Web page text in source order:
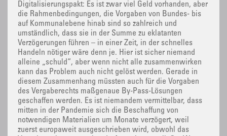
Digitalisierungspakt: Es ist zwar viel Geld vorhanden, aber
die Rahmenbedingungen, die Vorgaben von Bundes- bis
auf Kommunalebene hinab sind so zahlreich und
umständlich, dass sie in der Summe zu eklatanten
Verzögerungen führen – in einer Zeit, in der schnelles
Handeln nötiger wäre denn je. Hier ist sicher niemand
alleine „schuld“, aber wenn nicht alle zusammenwirken
kann das Problem auch nicht gelöst werden. Gerade in
diesem Zusammenhang müssten auch für die Vorgaben
des Vergaberechts maßgenaue By-Pass-Lösungen
geschaffen werden. Es ist niemandem vermittelbar, dass
mitten in der Pandemie sich die Beschaffung von
notwendigen Materialien um Monate verzögert, weil
zuerst europaweit ausgeschrieben wird, obwohl das